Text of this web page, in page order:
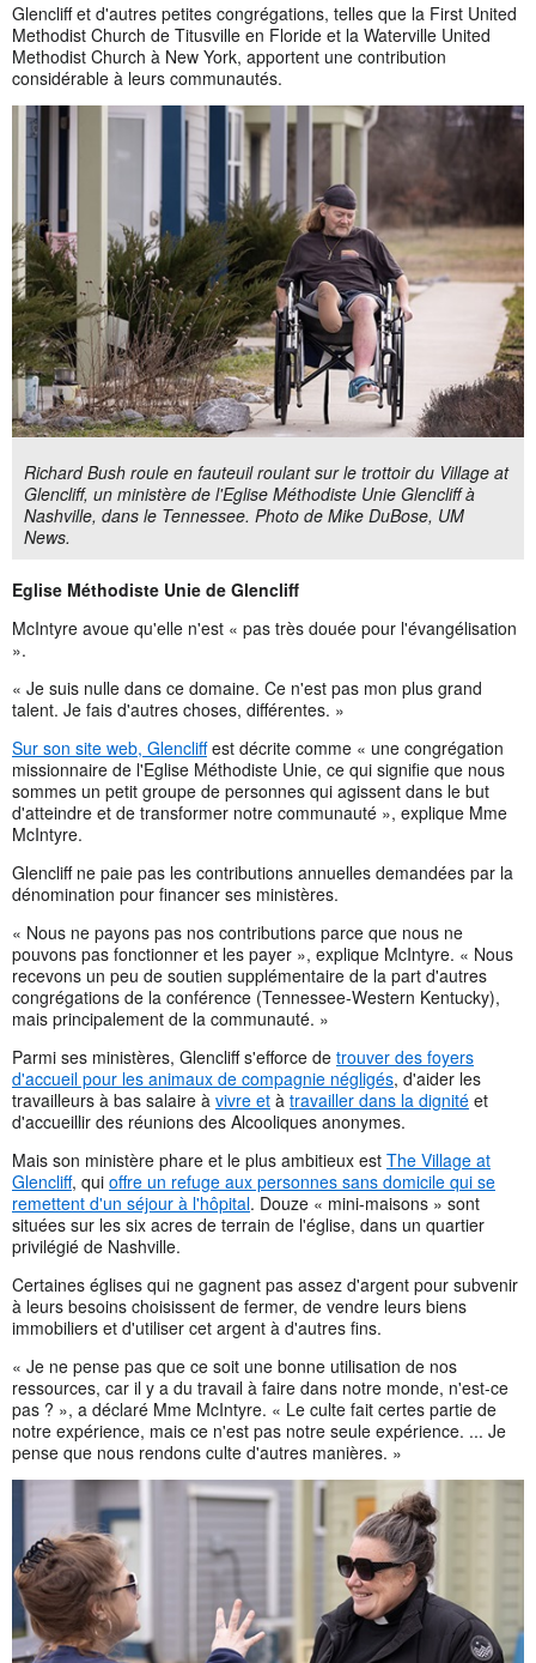
Glencliff et d'autres petites congrégations, telles que la First United
Methodist Church de Titusville en Floride et la Waterville United
Methodist Church à New York, apportent une contribution
considérable à leurs communautés.
Richard Bush roule en fauteuil roulant sur le trottoir du Village at
Glencliff, un ministère de l'Eglise Méthodiste Unie Glencliff à
Nashville, dans le Tennessee. Photo de Mike DuBose, UM
News.
Eglise Méthodiste Unie de Glencliff
McIntyre avoue qu'elle n'est « pas très douée pour l'évangélisation
».
« Je suis nulle dans ce domaine. Ce n'est pas mon plus grand
talent. Je fais d'autres choses, différentes. »
Sur son site web, Glencliffest décrite comme « une congrégation
missionnaire de l'Eglise Méthodiste Unie, ce qui signifie que nous
sommes un petit groupe de personnes qui agissent dans le but
d'atteindre et de transformer notre communauté », explique Mme
McIntyre.
Glencliff ne paie pas les contributions annuelles demandées par la
dénomination pour financer ses ministères.
« Nous ne payons pas nos contributions parce que nous ne
pouvons pas fonctionner et les payer », explique McIntyre. « Nous
recevons un peu de soutien supplémentaire de la part d'autres
congrégations de la conférence (Tennessee-Western Kentucky),
mais principalement de la communauté. »
Parmi ses ministères, Glencliff s'efforce de trouver des foyers
d'accueil pour les animaux de compagnie négligés, d'aider les
travailleurs à bas salaire à vivre et à travailler dans la dignité et
d'accueillir des réunions des Alcooliques anonymes.
Mais son ministère phare et le plus ambitieux est The Village at
Glencliff, qui offre un refuge aux personnes sans domicile qui se
remettent d'un séjour à l'hôpital. Douze « mini-maisons » sont
situées sur les six acres de terrain de l'église, dans un quartier
privilégié de Nashville.
Certaines églises qui ne gagnent pas assez d'argent pour subvenir
à leurs besoins choisissent de fermer, de vendre leurs biens
immobiliers et d'utiliser cet argent à d'autres fins.
« Je ne pense pas que ce soit une bonne utilisation de nos
ressources, car il y a du travail à faire dans notre monde, n'est-ce
pas ? », a déclaré Mme McIntyre. « Le culte fait certes partie de
notre expérience, mais ce n'est pas notre seule expérience. ... Je
pense que nous rendons culte d'autres manières. »